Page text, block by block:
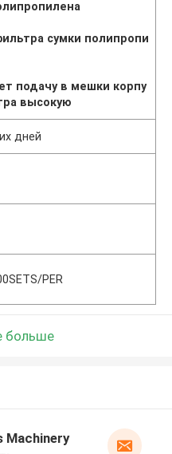
сумки полипропи
подачу в мешки корпу
высокую
дней
PER
больше
Machinery